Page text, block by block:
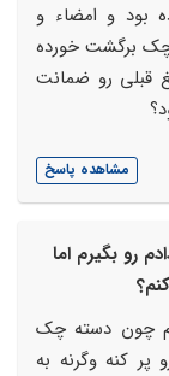
بود و امضاء و
چک برگشت خورده
قبلی رو ضمانت
مشاهده پاسخ
رو بگیرم اما
چون دسته چک
کنه وگرنه به